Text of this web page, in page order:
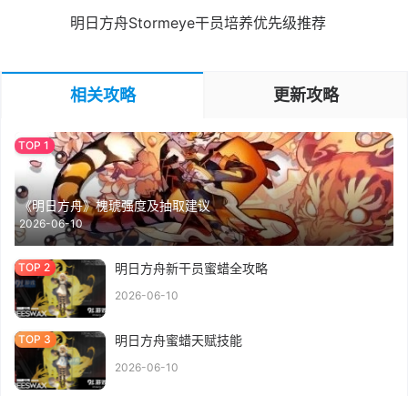
明日方舟Stormeye干员培养优先级推荐
相关攻略 更新攻略
《明日方舟》槐琥强度及抽取建议
2026-06-10
明日方舟新干员蜜蜡全攻略
2026-06-10
明日方舟蜜蜡天赋技能
2026-06-10